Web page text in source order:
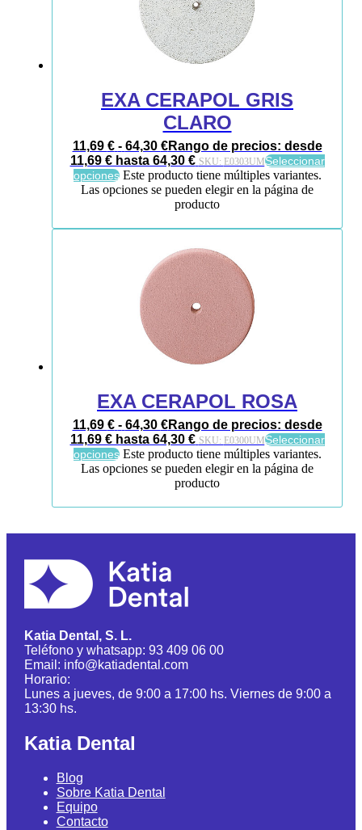
EXA CERAPOL GRIS
CLARO
11,69 € - 64,30 €Rango de precios: desde
11,69 € hasta 64,30 € SKU: E0303UMSeleccionar
opciones Este producto tiene múltiples variantes.
Las opciones se pueden elegir en la página de
producto
EXA CERAPOL ROSA
11,69 € - 64,30 €Rango de precios: desde
11,69 € hasta 64,30 € SKU: E0300UMSeleccionar
opciones Este producto tiene múltiples variantes.
Las opciones se pueden elegir en la página de
producto
Katia Dental, S. L.
Teléfono y whatsapp: 93 409 06 00
Email: info@katiadental.com
Horario:
Lunes a jueves, de 9:00 a 17:00 hs. Viernes de 9:00 a
13:30 hs.
Katia Dental
Blog
Sobre Katia Dental
Equipo
Contacto